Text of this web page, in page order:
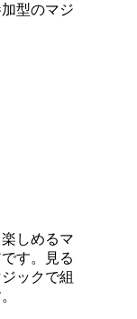
型のマジ
しめるマ
す。見る
ックで組